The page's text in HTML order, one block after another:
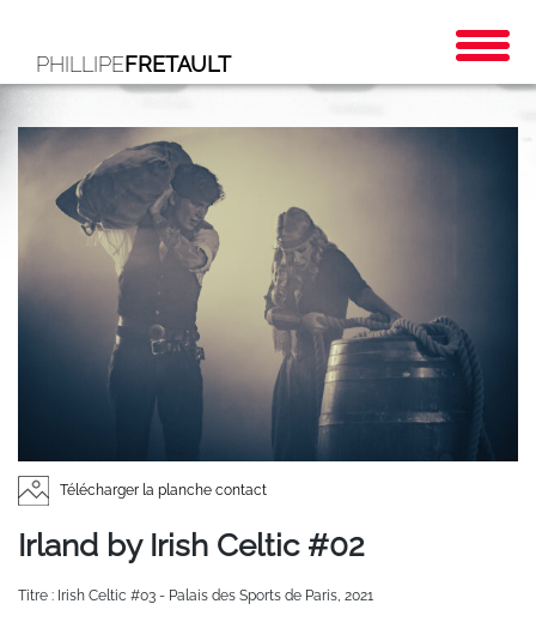
PHILLIPEFRETAULT
Télécharger la planche contact
Irland by Irish Celtic #02
Titre : Irish Celtic #03 - Palais des Sports de Paris, 2021